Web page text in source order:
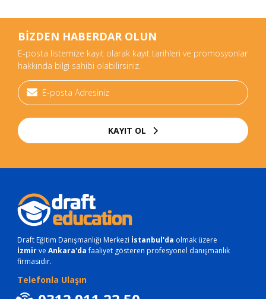
BİZDEN HABERDAR OLUN
E-posta listemize kayıt olarak kayıt tarihleri ve promosyonlar
hakkında bilgi sahibi olabilirsiniz.
KAYIT OL
Draft Eğitim Danışmanlığı Merkezi İstanbul'da olmak üzere
İzmirve Ankara'dafaaliyet gösteren profesyonel danışmanlık
firmasıdır.
Telefonla Ulaşın